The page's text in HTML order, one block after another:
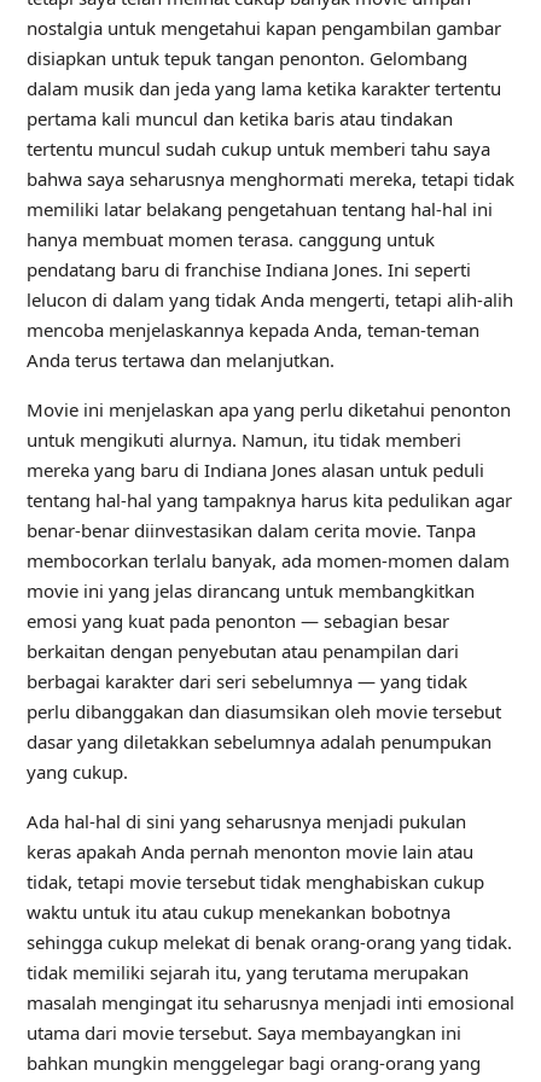
nostalgia untuk mengetahui kapan pengambilan gambar
disiapkan untuk tepuk tangan penonton. Gelombang
dalam musik dan jeda yang lama ketika karakter tertentu
pertama kali muncul dan ketika baris atau tindakan
tertentu muncul sudah cukup untuk memberi tahu saya
bahwa saya seharusnya menghormati mereka, tetapi tidak
memiliki latar belakang pengetahuan tentang hal-hal ini
hanya membuat momen terasa. canggung untuk
pendatang baru di franchise Indiana Jones. Ini seperti
lelucon di dalam yang tidak Anda mengerti, tetapi alih-alih
mencoba menjelaskannya kepada Anda, teman-teman
Anda terus tertawa dan melanjutkan.
Movie ini menjelaskan apa yang perlu diketahui penonton
untuk mengikuti alurnya. Namun, itu tidak memberi
mereka yang baru di Indiana Jones alasan untuk peduli
tentang hal-hal yang tampaknya harus kita pedulikan agar
benar-benar diinvestasikan dalam cerita movie. Tanpa
membocorkan terlalu banyak, ada momen-momen dalam
movie ini yang jelas dirancang untuk membangkitkan
emosi yang kuat pada penonton — sebagian besar
berkaitan dengan penyebutan atau penampilan dari
berbagai karakter dari seri sebelumnya — yang tidak
perlu dibanggakan dan diasumsikan oleh movie tersebut
dasar yang diletakkan sebelumnya adalah penumpukan
yang cukup.
Ada hal-hal di sini yang seharusnya menjadi pukulan
keras apakah Anda pernah menonton movie lain atau
tidak, tetapi movie tersebut tidak menghabiskan cukup
waktu untuk itu atau cukup menekankan bobotnya
sehingga cukup melekat di benak orang-orang yang tidak.
tidak memiliki sejarah itu, yang terutama merupakan
masalah mengingat itu seharusnya menjadi inti emosional
utama dari movie tersebut. Saya membayangkan ini
bahkan mungkin menggelegar bagi orang-orang yang